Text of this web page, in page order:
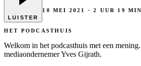
LUISTER
10 MEI 2021 · 2 UUR 19 MIN
HET PODCASTHUIS
Welkom in het podcasthuis met een
mediaondernemer Yves Gijrath.